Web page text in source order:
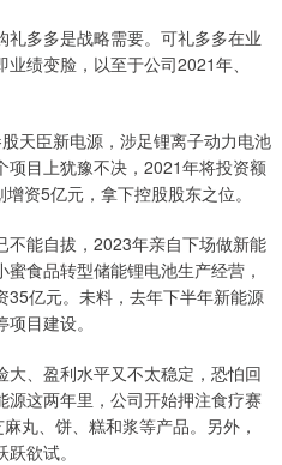
多多是战略需要。可礼多多在业
绩变脸，以至于公司2021年、
天臣新电源，涉足锂离子动力电池
项目上犹豫不决，2021年将投资额
资5亿元，拿下控股股东之位。
不能自拔，2023年亲自下场做新能
食品转型储能锂电池生产经营，
亿元。未料，去年下半年新能源
目建设。
、盈利水平又不太稳定，恐怕回
源这两年里，公司开始押注食疗赛
丸、饼、糕和浆等产品。另外，
欲试。